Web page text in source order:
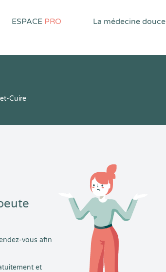
ESPACE PRO La médecine douce
Cuire
vous afin
et